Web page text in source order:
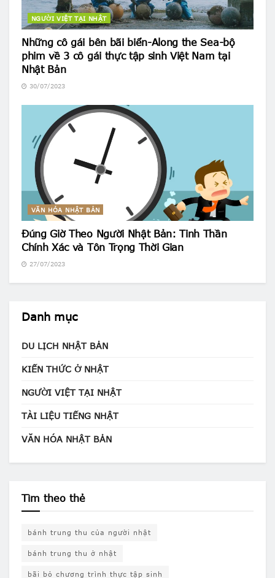
NGƯỜI VIỆT TẠI NHẬT
Những cô gái bên bãi biển-Along the Sea-bộ
phim về 3 cô gái thực tập sinh Việt Nam tại
Nhật Bản
30/07/2023
VĂN HÓA NHẬT BẢN
Đúng Giờ Theo Người Nhật Bản: Tinh Thần
Chính Xác và Tôn Trọng Thời Gian
27/07/2023
Danh mục
DU LỊCH NHẬT BẢN
KIẾN THỨC Ở NHẬT
NGƯỜI VIỆT TẠI NHẬT
TÀI LIỆU TIẾNG NHẬT
VĂN HÓA NHẬT BẢN
Tìm theo thẻ
bánh trung thu của người nhật
bánh trung thu ở nhật
bãi bỏ chương trình thực tập sinh